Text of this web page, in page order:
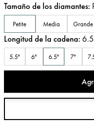
Tamaño de los diamantes:
Petite Media Grande
Longitud de la cadena: 6.5
5.5" 6" 6.5" 7"